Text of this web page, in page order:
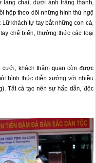
làng chài, dưới ánh trăng thanh,
hộp theo dõi những hình thù ngộ
khách tự tay bắt những con cá,
chế biến, thưởng thức các loại
cưới, khách thăm quan còn được
hình thức diễn xướng với nhiều
Tất cả tạo nên sự hấp dẫn, độc